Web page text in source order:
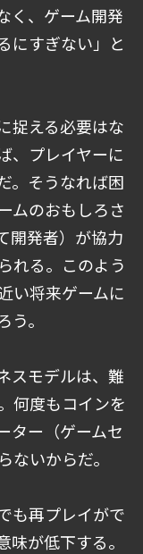
く、ゲーム開発
にすぎない」と
捉える必要はな
、プレイヤーに
。そうなれば困
ムのおもしろさ
開発者）が協力
れる。このよう
い将来ゲームに
。
スモデルは、難
何度もコインを
ター（ゲームセ
ないからだ。
も再プレイがで
が低下する。